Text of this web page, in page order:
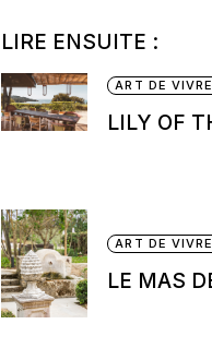
LIRE ENSUITE :
ART DE VIVRE
LILY OF
ART DE VIVRE
LE MAS